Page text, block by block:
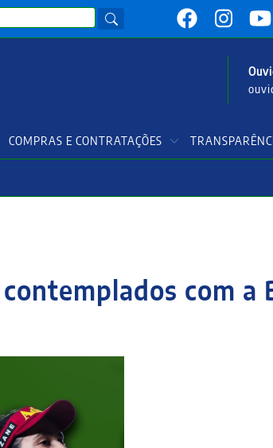
COMPRAS E CONTRATAÇÕES
com a